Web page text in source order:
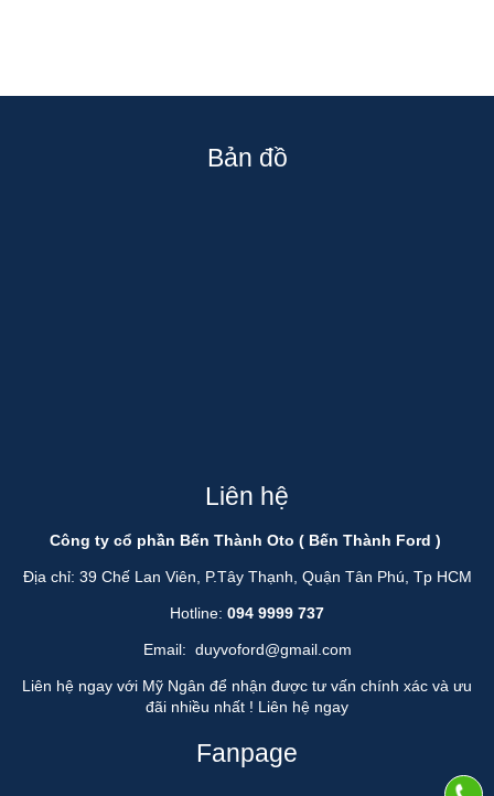
Bản đồ
Liên hệ
Công ty cổ phần Bến Thành Oto ( Bến Thành Ford )
Địa chỉ: 39 Chế Lan Viên, P.Tây Thạnh, Quận Tân Phú, Tp HCM
Hotline: 094 9999 737
Email: duyvoford@gmail.com
Liên hệ ngay với Mỹ Ngân để nhận được tư vấn chính xác và ưu
đãi nhiều nhất ! Liên hệ ngay
Fanpage